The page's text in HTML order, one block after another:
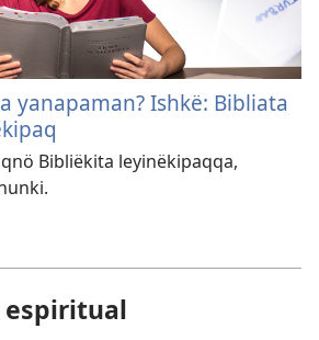
yanapaman? Ishkë: Bibliata
Bibliëkita leyinëkipaqqa,
espiritual